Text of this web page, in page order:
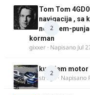
2
Tom Tom
navigacija , sa
nosacem-
korman
gixxer · Napisano Jul
2
kupujem motor
strugo · Napisano